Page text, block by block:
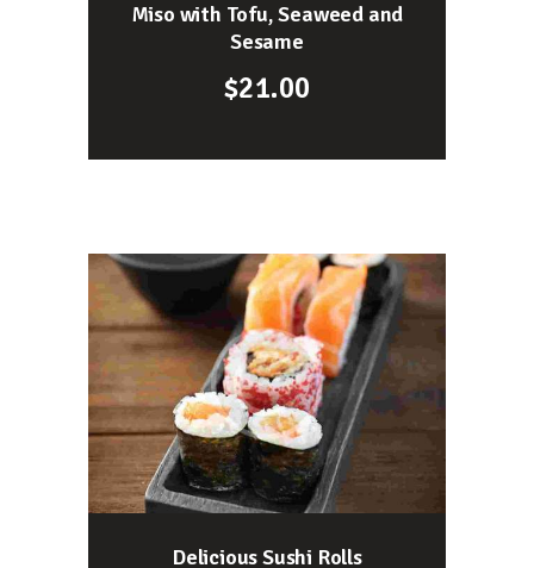
Miso with Tofu, Seaweed and
Sesame
$21.00
Delicious Sushi Rolls